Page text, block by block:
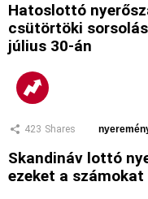
Hatoslottó
csütörtöki
július 30-án
423 Shares
Skandináv lottó
ezeket a